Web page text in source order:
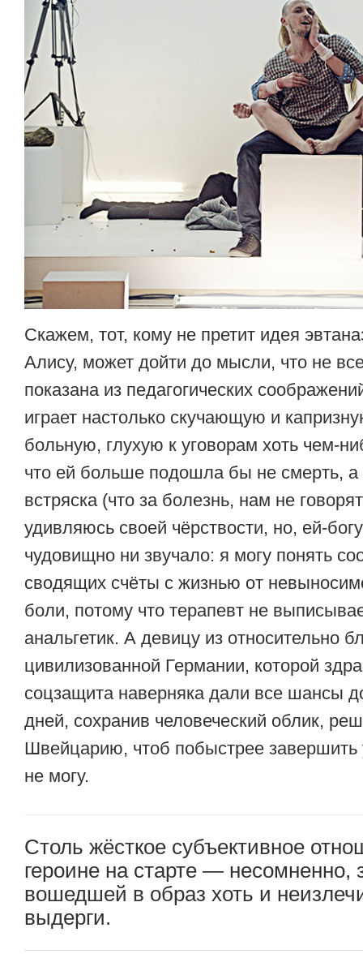
Скажем, тот, кому не претит идея
Алису, может дойти до мысли, что не
показана из педагогических
играет настолько скучающую и
больную, глухую к уговорам хоть чем-
что ей больше подошла бы не смерть, а
встряска (что за болезнь, нам не
удивляюсь своей чёрствости, но, ей-
чудовищно ни звучало: я могу понять
сводящих счёты с жизнью от
боли, потому что терапевт не
анальгетик. А девицу из относительно
цивилизованной Германии, которой
соцзащита наверняка дали все шансы
дней, сохранив человеческий облик,
Швейцарию, чтоб побыстрее
не могу.
Столь жёсткое субъективное
героине на старте — несомненно,
вошедшей в образ хоть и
выдерги.